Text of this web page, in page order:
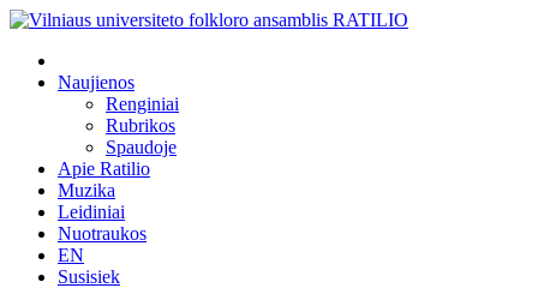
Naujienos
Renginiai
Rubrikos
Spaudoje
Apie Ratilio
Muzika
Leidiniai
Nuotraukos
EN
Susisiek